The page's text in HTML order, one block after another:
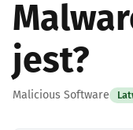
jest?
Malicious Software